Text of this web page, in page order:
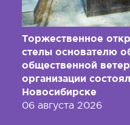
Торжественное
стелы основателю
общественной
организации
Новосибирске
06 августа 2026